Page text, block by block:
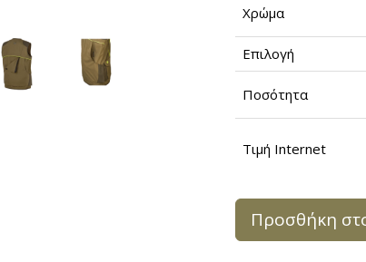
Χρώμα
Επιλογή
Ποσότητα
Τιμή Internet
Προσθήκη